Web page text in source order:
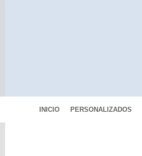
INICIO PERSONALIZADOS